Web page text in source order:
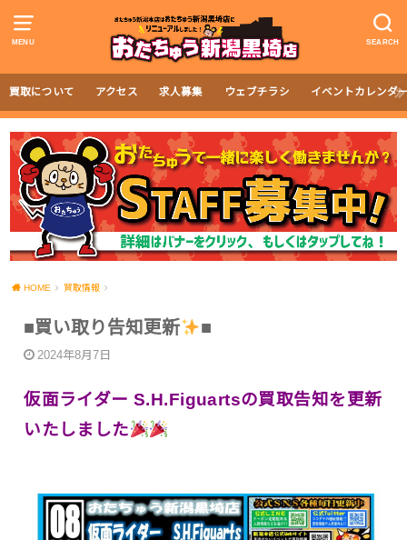
MENU SEARCH
買取について アクセス 求人募集 ウェブチラシ イベントカレンダ
HOME 買取情報
■買い取り告知更新 ■
2024年8月7日
仮面ライダー S.H.Figuartsの買取告知を更新
いたしました